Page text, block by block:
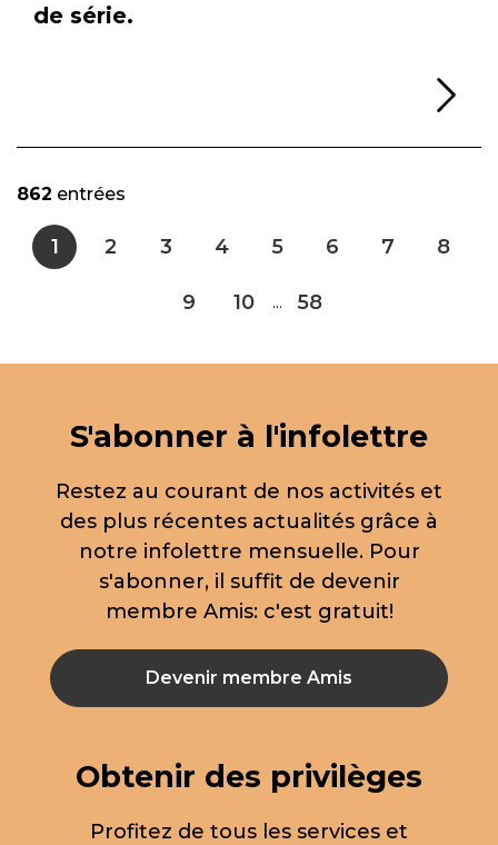
de série.
862 entrées
1 2 3 4 5 6 7 8
9 10 ... 58
S'abonner à l'infolettre
Restez au courant de nos activités et
des plus récentes actualités grâce à
notre infolettre mensuelle. Pour
s'abonner, il suffit de devenir
membre Amis: c'est gratuit!
Devenir membre Amis
Obtenir des privilèges
Profitez de tous les services et